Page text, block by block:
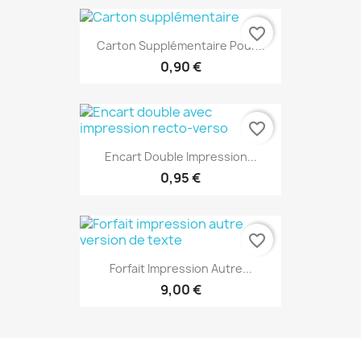
Carton Supplémentaire Pour...
0,90 €
favorite_border
Encart Double Impression...
0,95 €
favorite_border
Forfait Impression Autre...
9,00 €
favorite_border